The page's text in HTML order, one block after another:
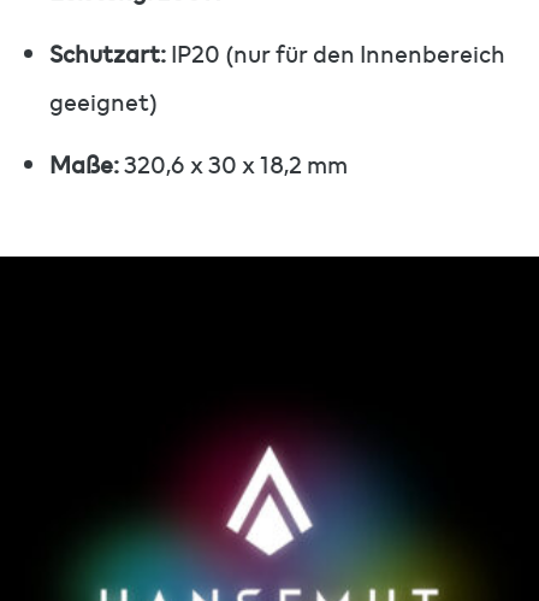
Schutzart:IP20 (nur für den Innenbereich
geeignet)
Maße:320,6 x 30 x 18,2 mm